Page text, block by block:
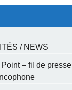
/ NEWS
Point – fil de presse